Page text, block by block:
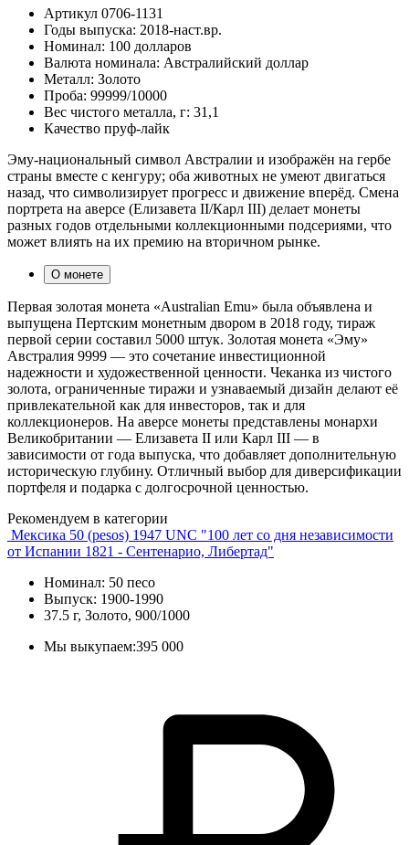
Артикул 0706-1131
Годы выпуска: 2018-наст.вр.
Номинал: 100 долларов
Валюта номинала: Австралийский доллар
Металл: Золото
Проба: 99999/10000
Вес чистого металла, г: 31,1
Качество пруф-лайк
Эму-национальный символ Австралии и изображён на гербе
страны вместе с кенгуру; оба животных не умеют двигаться
назад, что символизирует прогресс и движение вперёд. Смена
портрета на аверсе (Елизавета II/Карл III) делает монеты
разных годов отдельными коллекционными подсериями, что
может влиять на их премию на вторичном рынке.
О монете
Первая золотая монета «Australian Emu» была объявлена и
выпущена Пертским монетным двором в 2018 году, тираж
первой серии составил 5000 штук. Золотая монета «Эму»
Австралия 9999 — это сочетание инвестиционной
надежности и художественной ценности. Чеканка из чистого
золота, ограниченные тиражи и узнаваемый дизайн делают её
привлекательной как для инвесторов, так и для
коллекционеров. На аверсе монеты представлены монархи
Великобритании — Елизавета II или Карл III — в
зависимости от года выпуска, что добавляет дополнительную
историческую глубину. Отличный выбор для диверсификации
портфеля и подарка с долгосрочной ценностью.
Рекомендуем в категории
Мексика 50 (pesos) 1947 UNC "100 лет со дня независимости
от Испании 1821 - Сентенарио, Либертад"
Номинал: 50 песо
Выпуск: 1900-1990
37.5 г, Золото, 900/1000
Мы выкупаем:395 000